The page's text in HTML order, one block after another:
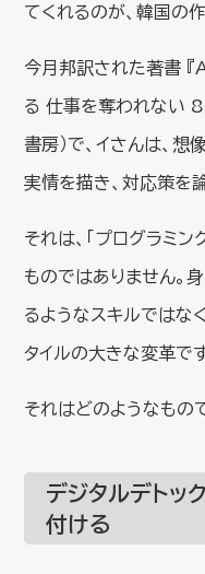
てくれるのが、韓国の作
今月邦訳された著書 『
る 仕事を奪われない 8
書房）で、イさんは、
実情を描き、対応策を
それは、「プログラミ
ものではありません。
るようなスキルではな
タイルの大きな変革です
それはどのようなもの
デジタルデトッ
付ける